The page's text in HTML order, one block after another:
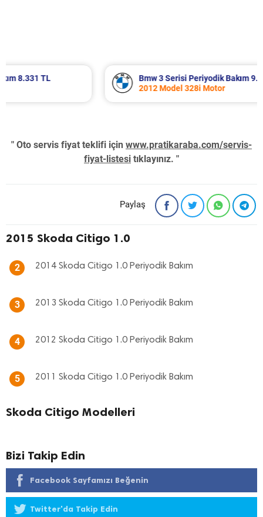
Bmw 3 Serisi Periyodik Bakım 9.826 TL
2012 Model 328i Motor
" Oto servis fiyat teklifi için www.pratikaraba.com/servis-
fiyat-listesi tıklayınız. "
Paylaş
2015 Skoda Citigo 1.0
2 2014 Skoda Citigo 1.0 Periyodik Bakım
3 2013 Skoda Citigo 1.0 Periyodik Bakım
4 2012 Skoda Citigo 1.0 Periyodik Bakım
5 2011 Skoda Citigo 1.0 Periyodik Bakım
Skoda Citigo Modelleri
Bizi Takip Edin
Facebook Sayfamızı Beğenin
Twitter'da Takip Edin